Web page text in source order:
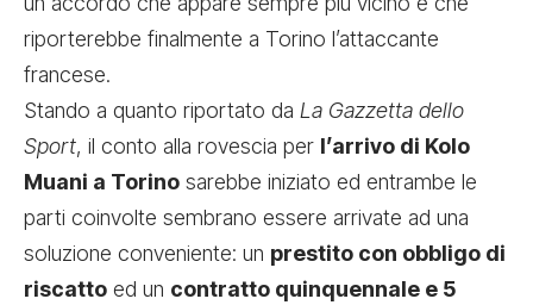
riporterebbe finalmente a Torino l’attaccante
francese.
Stando a quanto riportato da La Gazzetta dello
Sport, il conto alla rovescia per l’arrivo di Kolo
Muani a Torino sarebbe iniziato ed entrambe le
parti coinvolte sembrano essere arrivate ad una
soluzione conveniente: un prestito con obbligo di
riscatto ed un contratto quinquennale e 5